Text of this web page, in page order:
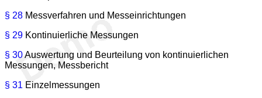
§ 28 Messverfahren und Messeinrichtungen
§ 29 Kontinuierliche Messungen
§ 30Auswertung und Beurteilung von kontinuierlichen
Messungen, Messbericht
§ 31 Einzelmessungen